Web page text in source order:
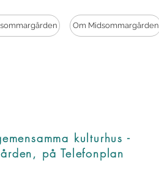
Om Midsommargården
kulturhus -
på Telefonplan